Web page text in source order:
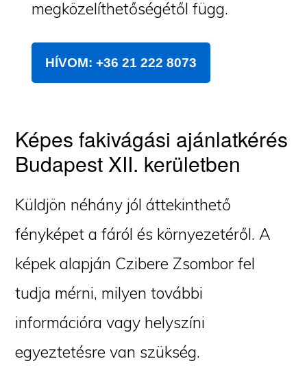
megközelíthetőségétől függ.
HÍVOM: +36 21 222 8073
Képes fakivágási ajánlatkérés
Budapest XII. kerületben
Küldjön néhány jól áttekinthető
fényképet a fáról és környezetéről. A
képek alapján Czibere Zsombor fel
tudja mérni, milyen további
információra vagy helyszíni
egyeztetésre van szükség.